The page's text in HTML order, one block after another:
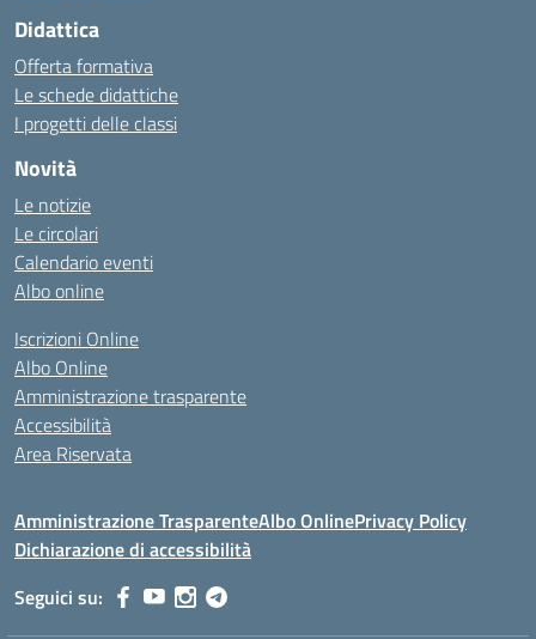
Didattica
Offerta formativa
Le schede didattiche
I progetti delle classi
Novità
Le notizie
Le circolari
Calendario eventi
Albo online
Iscrizioni Online
Albo Online
Amministrazione trasparente
Accessibilità
Area Riservata
Amministrazione TrasparenteAlbo OnlinePrivacy Policy
Dichiarazione di accessibilità
Seguici su: